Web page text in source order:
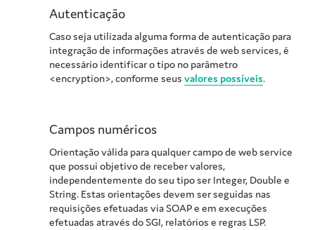
Autenticação
Caso seja utilizada alguma forma de autenticação para
integração de informações através de web services, é
necessário identificar o tipo no parâmetro
<encryption>, conforme seus valores possíveis.
Campos numéricos
Orientação válida para qualquer campo de web service
que possui objetivo de receber valores,
independentemente do seu tipo ser Integer, Double e
String. Estas orientações devem ser seguidas nas
requisições efetuadas via SOAP e em execuções
efetuadas através do SGI, relatórios e regras LSP.